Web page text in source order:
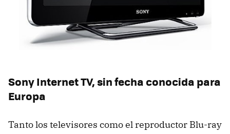
Sony Internet TV, sin fecha conocida para
Europa
Tanto los televisores como el reproductor Blu-ray